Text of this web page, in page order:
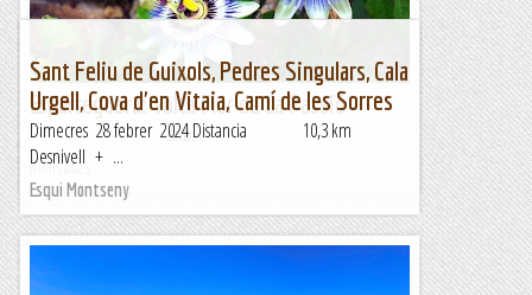
Esparreguera: Volta Flor de La Passió
&nb...
Kimisades
Sant Feliu de Guixols, Pedres Singulars, Cala
Urgell, Cova d'en Vitaia, Camí de les Sorres
Dimecres 28 febrer 2024 Distancia 10,3 km
Desnivell + ...
Esqui Montseny